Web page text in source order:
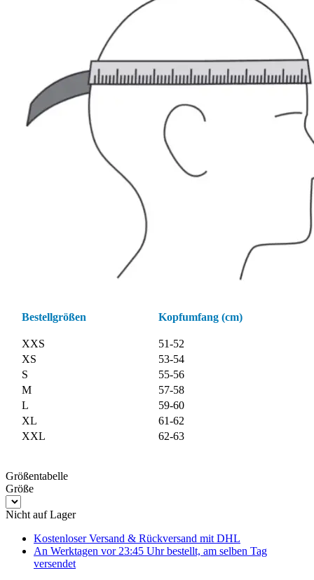
Bestellgrößen Kopfumfang (cm)
XXS
51-52
XS
53-54
S
55-56
M
57-58
L
59-60
XL
61-62
XXL
62-63
Größentabelle
Größe
Nicht auf Lager
Kostenloser Versand & Rückversand mit DHL
An Werktagen vor 23:45 Uhr bestellt, am selben Tag
versendet